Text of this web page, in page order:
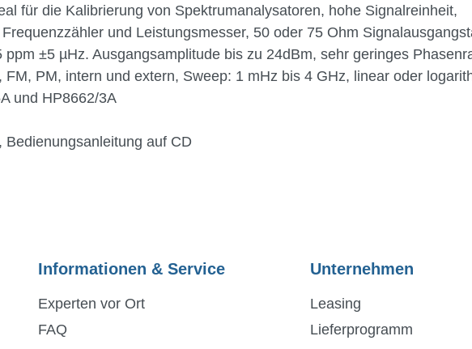
für die Kalibrierung von Spektrumanalysatoren, hohe Signalreinheit,
und Leistungsmesser, 50 oder 75 Ohm
±5 µHz. Ausgangsamplitude bis zu 24dBm, sehr geringes
PM, intern und extern, Sweep: 1 mHz bis 4 GHz, linear oder
und HP8662/3A
Bedienungsanleitung auf CD
Informationen & Service
Experten vor Ort
FAQ
Unternehmen
Leasing
Lieferprogramm